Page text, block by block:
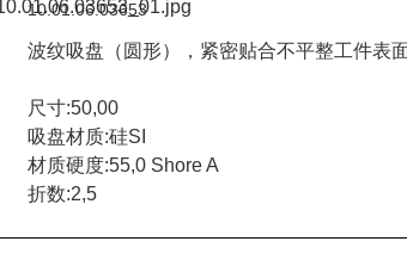
10.01.06.03653
波纹吸盘（圆形），紧密贴合不平整工件表
尺寸:50,00
吸盘材质:硅SI
材质硬度:55,0 Shore A
折数:2,5